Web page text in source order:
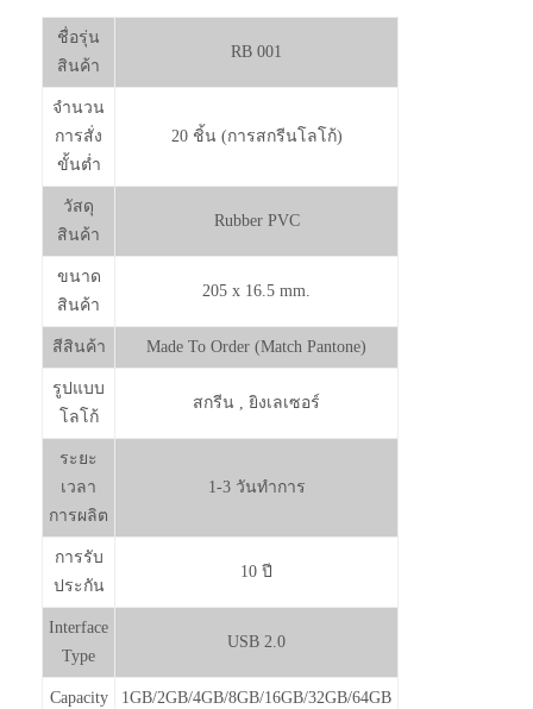
ชื่อรุ่น
สินค้า
RB 001
จำนวน
การสั่ง
ขั้นต่ำ
20 ชิ้น (การสกรีนโลโก้)
วัสดุ
สินค้า
Rubber PVC
ขนาด
สินค้า
205 x 16.5 mm.
สีสินค้า Made To Order (Match Pantone)
รูปแบบ
โลโก้
สกรีน , ยิงเลเซอร์
ระยะ
เวลา
การผลิต
1-3 วันทำการ
การรับ
ประกัน
10 ปี
Interface
Type
USB 2.0
Capacity 1GB/2GB/4GB/8GB/16GB/32GB/64GB